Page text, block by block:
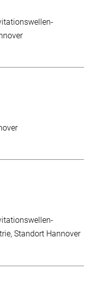
Standort Hannover